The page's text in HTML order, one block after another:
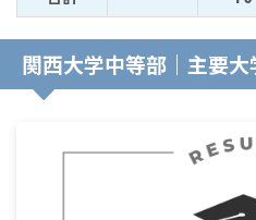
関西大学中等部｜主要